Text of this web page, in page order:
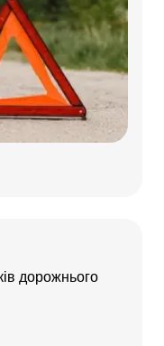
дорожнього